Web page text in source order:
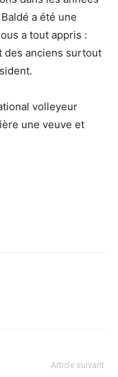
a été une
a tout appris :
des anciens surtout
volleyeur
une veuve et
Article suivant